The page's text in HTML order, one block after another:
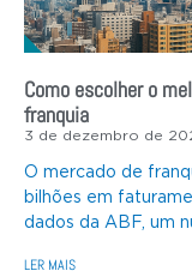
Como escolher o
franquia
3 de dezembro de
O mercado de
bilhões em
dados da ABF, um
LER MAIS